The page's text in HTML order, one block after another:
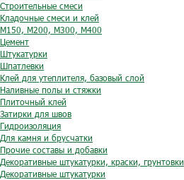
Строительные смеси
Кладочные смеси и клей
М150, М200, М300, М400
Цемент
Штукатурки
Шпатлевки
Клей для утеплителя, базовый слой
Наливные полы и стяжки
Плиточный клей
Затирки для швов
Гидроизоляция
Для камня и брусчатки
Прочие составы и добавки
Декоративные штукатурки, краски, грунтовки
Декоративные штукатурки